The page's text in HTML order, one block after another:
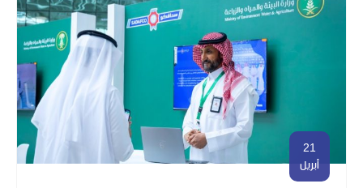
21
أبريل